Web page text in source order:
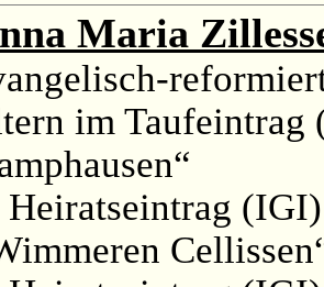
Maria
im Taufeintrag
Heiratseintrag